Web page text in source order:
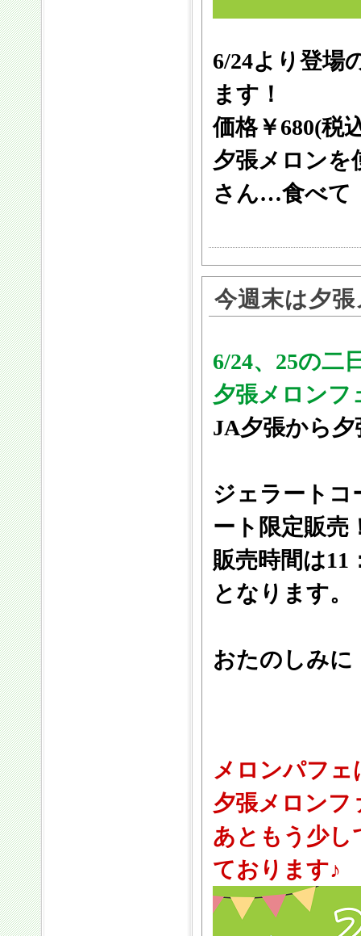
6/24より登場
ます！
価格￥680(税
夕張メロン
さん…食べて
今週末は夕
6/24、25の二
夕張メロンフ
JA夕張から
ジェラート
ート限定販売
販売時間は
となります。
おたのしみに
メロンパフェ
夕張メロンフ
あともう少し
ております♪